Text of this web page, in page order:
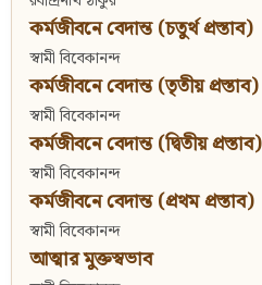
কর্মজীবনে বেদান্ত (চতুর্থ প্রস্তাব)
স্বামী বিবেকানন্দ
কর্মজীবনে বেদান্ত (তৃতীয় প্রস্তাব)
স্বামী বিবেকানন্দ
কর্মজীবনে বেদান্ত (দ্বিতীয় প্রস্তাব)
স্বামী বিবেকানন্দ
কর্মজীবনে বেদান্ত (প্রথম প্রস্তাব)
স্বামী বিবেকানন্দ
আত্মার মুক্তস্বভাব